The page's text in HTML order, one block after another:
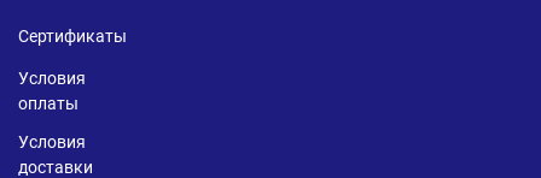
Сертификаты
Условия
оплаты
Условия
доставки